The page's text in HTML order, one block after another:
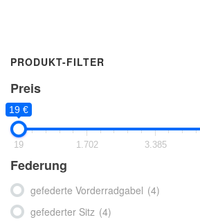
PRODUKT-FILTER
Preis
19 €
19 1.702 3.385
Federung
gefederte Vorderradgabel (4)
gefederter Sitz (4)